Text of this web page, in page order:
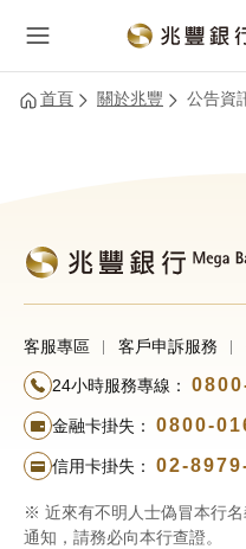
首頁 關於兆豐 公告資
客服專區 客戶申訴服務
24小時服務專線：
金融卡掛失： 0800-
信用卡掛失： 02-
※ 近來有不明人士偽冒本行
通知，請務必向本行查證。